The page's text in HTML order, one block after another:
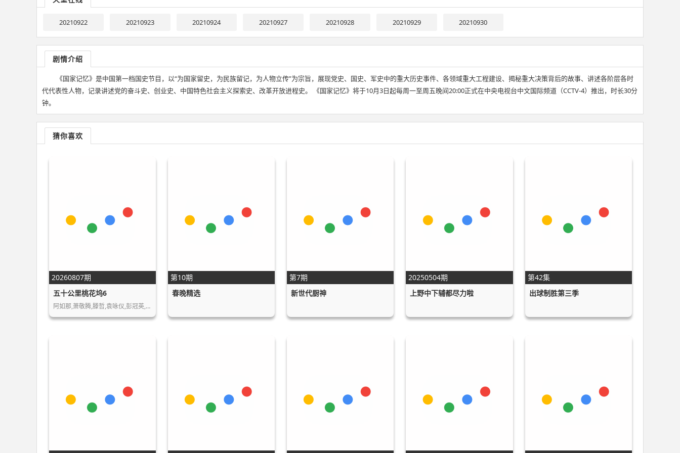
20210922 20210923 20210924 20210927 20210928 20210929 20210930
剧情介绍
《国家记忆》是中国第一档国史节目，以“为国家留史，为民族留记，为人物立传”为宗旨，展现党史、国史、军史中的重大历史事件、各领域重大工程建设、揭秘重大决策背后的故事、讲述各阶层各时
代代表性人物，记录讲述党的奋斗史、创业史、中国特色社会主义探索史、改革开放进程史。 《国家记忆》将于10月3日起每周一至周五晚间20:00正式在中央电视台中文国际频道（CCTV-4）推出，时长30分
钟。
猜你喜欢
20260807期
五十公里桃花坞6
阿如那,萧敬腾,滕哲,袁咏仪,彭冠英,周涛,…
第10期
春晚精选
第7期
新世代厨神
20250504期
上野中下辅都尽力啦
第42集
出球制胜第三季